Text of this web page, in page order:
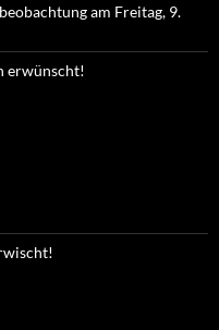
am Freitag, 9.
erwünscht!